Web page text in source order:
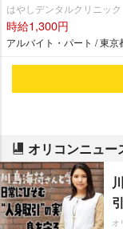
はやしデンタルクリニック
時給1,300円
アルバイト・パート / 東京
オリコンニュー
オ